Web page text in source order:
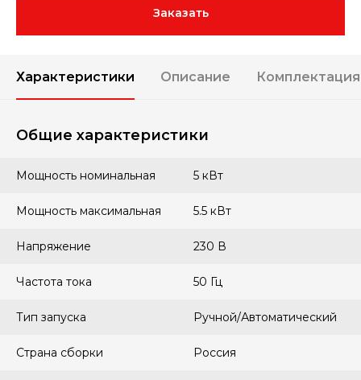
Заказать
Характеристики Описание Комплектация
Общие характеристики
Мощность номинальная 5 кВт
Мощность максимальная 5.5 кВт
Напряжение 230 В
Частота тока 50 Гц
Тип запуска Ручной/Автоматический
Страна сборки Россия